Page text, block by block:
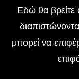
Εδώ θα βρείτε
μπορεί να